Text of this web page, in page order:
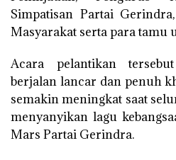
Simpatisan Partai
Masyarakat serta para tamu
Acara pelantikan
berjalan lancar dan penuh
semakin meningkat saat
menyanyikan lagu
Mars Partai Gerindra.